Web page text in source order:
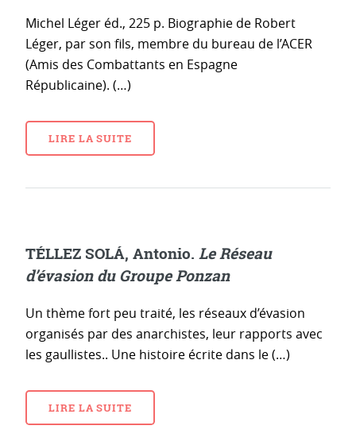
Michel Léger éd., 225 p. Biographie de Robert
Léger, par son fils, membre du bureau de l’ACER
(Amis des Combattants en Espagne
Républicaine). (…)
LIRE LA SUITE
TÉLLEZ SOLÁ, Antonio. Le Réseau
d’évasion du Groupe Ponzan
Un thème fort peu traité, les réseaux d’évasion
organisés par des anarchistes, leur rapports avec
les gaullistes.. Une histoire écrite dans le (…)
LIRE LA SUITE